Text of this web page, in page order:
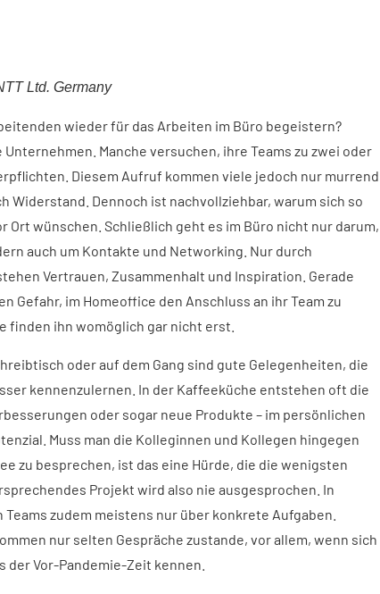
Ltd. Germany
wieder für das Arbeiten im Büro begeistern?
Manche versuchen, ihre Teams zu zwei oder
Diesem Aufruf kommen viele jedoch nur murrend
Widerstand. Dennoch ist nachvollziehbar, warum sich so
Ort wünschen. Schließlich geht es im Büro nicht nur darum,
auch um Kontakte und Networking. Nur durch
Vertrauen, Zusammenhalt und Inspiration. Gerade
Gefahr, im Homeoffice den Anschluss an ihr Team zu
finden ihn womöglich gar nicht erst.
oder auf dem Gang sind gute Gelegenheiten, die
kennenzulernen. In der Kaffeeküche entstehen oft die
oder sogar neue Produkte – im persönlichen
Muss man die Kolleginnen und Kollegen hingegen
zu besprechen, ist das eine Hürde, die die wenigsten
Projekt wird also nie ausgesprochen. In
zudem meistens nur über konkrete Aufgaben.
nur selten Gespräche zustande, vor allem, wenn sich
der Vor-Pandemie-Zeit kennen.